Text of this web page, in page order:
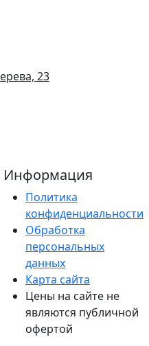
23
Информация
Политика
конфиденциальности
Обработка
персональных
данных
Карта сайта
Цены на сайте не
являются публичной
офертой